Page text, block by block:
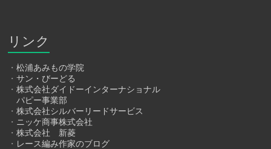
リンク
・松浦あみもの学院
・サン・びーどる
・株式会社ダイドーインターナショナル
パピー事業部
・株式会社シルバーリードサービス
・ ニッケ商事株式会社
・株式会社 新菱
・ レース編み作家のブログ